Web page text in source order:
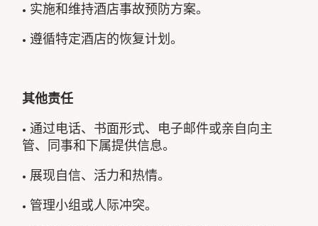
• 实施和维持酒店事故预防方案。
• 遵循特定酒店的恢复计划。
其他责任
• 通过电话、书面形式、电子邮件或亲自向主
管、同事和下属提供信息。
• 展现自信、活力和热情。
• 管理小组或人际冲突。